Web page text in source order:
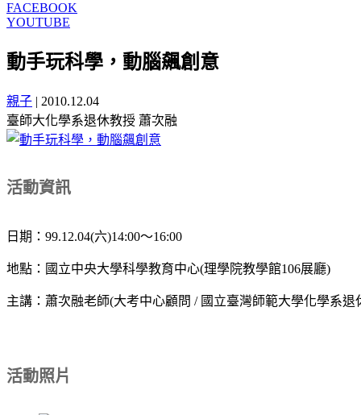
FACEBOOK
YOUTUBE
動手玩科學，動腦飆創意
親子 | 2010.12.04
臺師大化學系退休教授 蕭次融
活動資訊
日期：99.12.04(六)14:00～16:00
地點：國立中央大學科學教育中心(理學院教學館106展廳)
主講：蕭次融老師(大考中心顧問 / 國立臺灣師範大學化學系退
活動照片